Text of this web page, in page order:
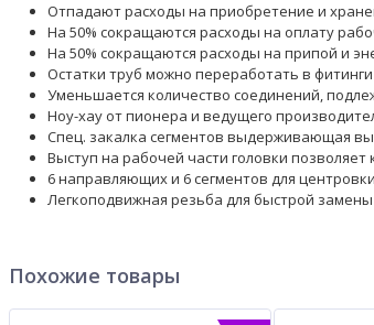
Отпадают расходы на приобретение и
На 50% сокращаются расходы на оплату
На 50% сокращаются расходы на припой и
Остатки труб можно переработать в фитинги
Уменьшается количество соединений,
Ноу-хау от пионера и ведущего
Спец. закалка сегментов выдерживающая
Выступ на рабочей части головки
6 направляющих и 6 сегментов для
Легкоподвижная резьба для быстрой замены
Похожие товары